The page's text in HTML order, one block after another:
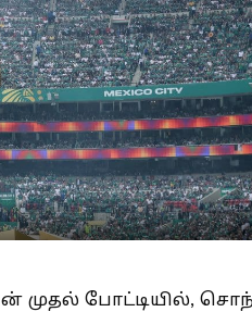
முதல் போட்டியில்,